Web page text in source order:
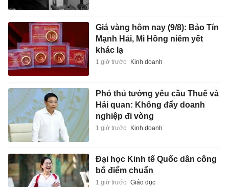
Giá vàng hôm nay (9/8): Bảo Tín
Mạnh Hải, Mi Hồng niêm yết
khác lạ
1 giờ trước Kinh doanh
Phó thủ tướng yêu cầu Thuế và
Hải quan: Không đẩy doanh
nghiệp đi vòng
1 giờ trước Kinh doanh
Đại học Kinh tế Quốc dân công
bố điểm chuẩn
1 giờ trước Giáo dục